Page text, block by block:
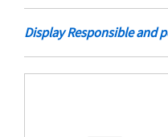
Display Responsible and